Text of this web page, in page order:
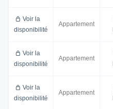
Voir la
disponibilité
Appartement
Voir la
disponibilité
Appartement
Voir la
disponibilité
Appartement